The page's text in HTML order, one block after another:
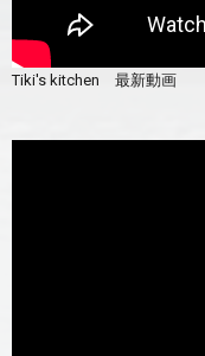
Tiki's kitchen 最新動画